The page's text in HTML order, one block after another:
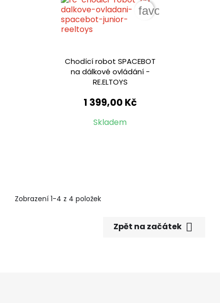
Chodící robot SPACEBOT
na dálkové ovládání -
RE.ELTOYS
1 399,00 Kč
Skladem
favorite_border
Zobrazení 1-4 z 4 položek
Zpět na začátek 